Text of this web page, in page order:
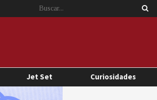
Jet Set Curiosidades